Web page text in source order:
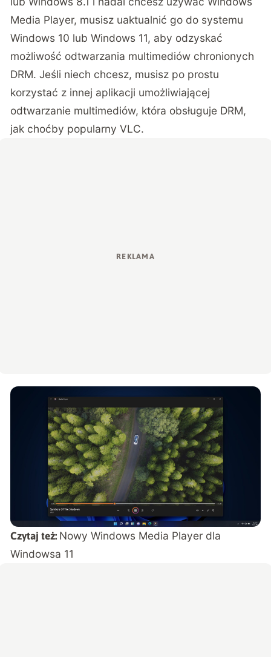
Media Player, musisz uaktualnić go do systemu
Windows 10 lub Windows 11, aby odzyskać
możliwość odtwarzania multimediów chronionych
DRM. Jeśli niech chcesz, musisz po prostu
korzystać z innej aplikacji umożliwiającej
odtwarzanie multimediów, która obsługuje DRM,
jak choćby popularny VLC.
Czytaj też: Nowy Windows Media Player dla
Windowsa 11